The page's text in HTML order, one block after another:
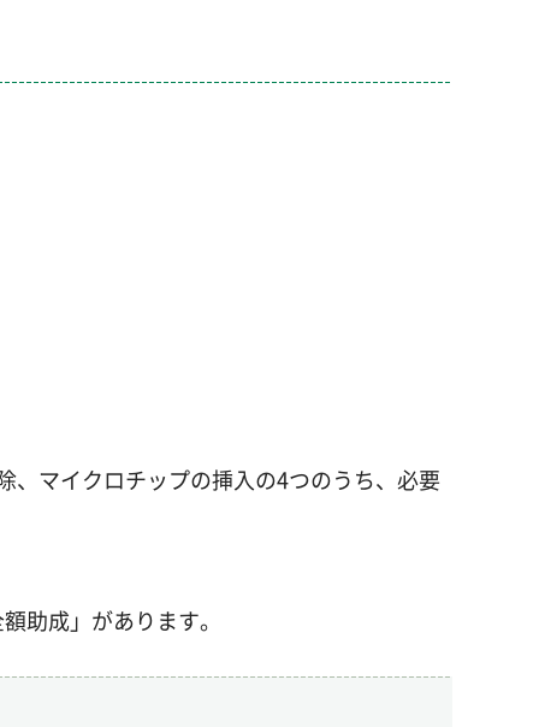
、マイクロチップの挿入の4つのうち、必要
助成」があります。